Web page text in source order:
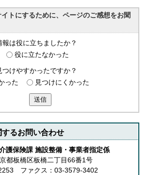
トにするために、ページのご感想をお聞
報は役に立ちましたか？
役に立たなかった
つけやすかったですか？
った
見つけにくかった
送信
するお問い合わせ
護保険課 施設整備・事業者指定係
都板橋区板橋二丁目66番1号
ファクス：03-3579-3402